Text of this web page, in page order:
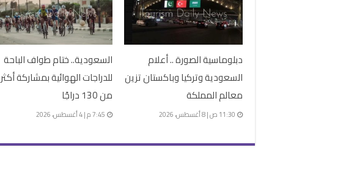
دبلوماسية الصورة .. أعلام
السعودية وتركيا وباكستان تزين
معالم المملكة
11:30 ص | 8 أغسطس، 2026
السعودية.. ختام طواف الباحة
للدراجات الهوائية بمشاركة أكثر
من 130 دراجًا
7:45 م | 4 أغسطس، 2026